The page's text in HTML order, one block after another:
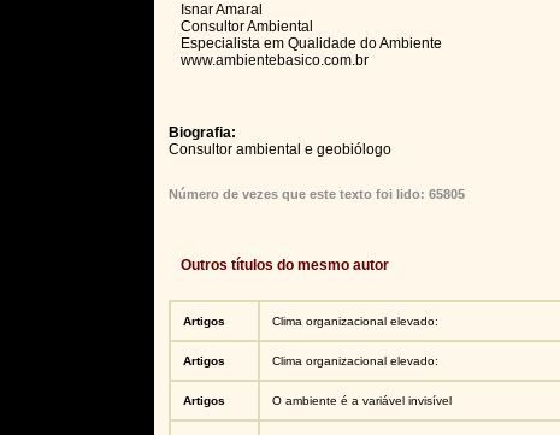
Isnar Amaral
Consultor Ambiental
Especialista em Qualidade do Ambiente
www.ambientebasico.com.br
Biografia:
Consultor ambiental e geobiólogo
Número de vezes que este texto foi lido: 65805
Outros títulos do mesmo autor
Artigos Clima organizacional elevado:
Artigos Clima organizacional elevado:
Artigos O ambiente é a variável invisível